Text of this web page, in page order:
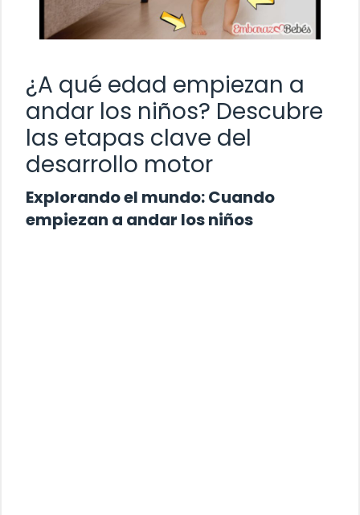
¿A qué edad empiezan a
andar los niños? Descubre
las etapas clave del
desarrollo motor
Explorando el mundo: Cuando
empiezan a andar los niños